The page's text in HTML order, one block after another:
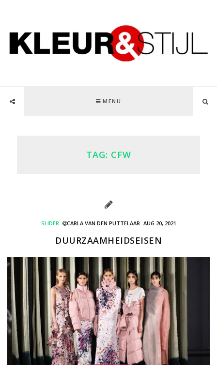
MENU
TAG: CFW
SLIDER CARLA VAN DEN PUTTELAAR AUG 20, 2021
DUURZAAMHEIDSEISEN